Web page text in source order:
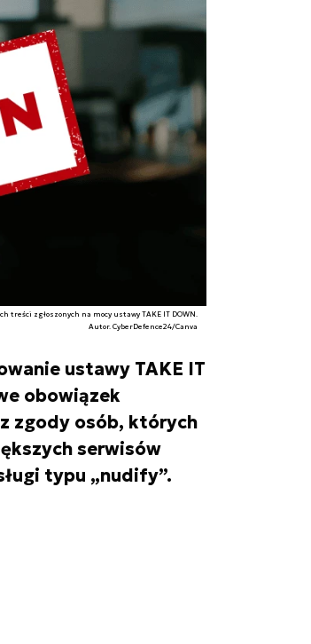
zgłoszonych na mocy ustawy TAKE IT DOWN.
Autor. CyberDefence24/Canva
ustawy TAKE IT
obowiązek
zgody osób, których
serwisów
typu „nudify”.